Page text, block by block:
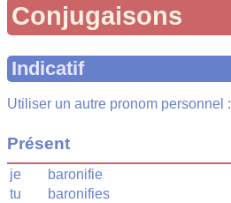
Conjugaisons
Indicatif
Utiliser un autre pronom personnel :
Présent
je
baronifie
tu
baronifies